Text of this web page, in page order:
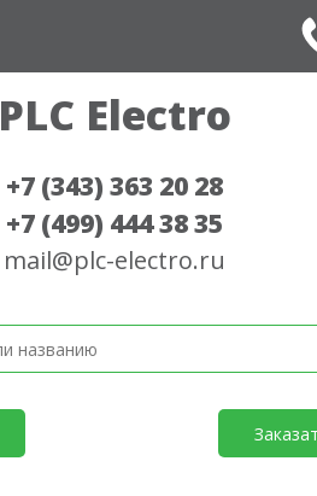
PLC Electro
+7 (343) 363 20 28
+7 (499) 444 38 35
mail@plc-electro.ru